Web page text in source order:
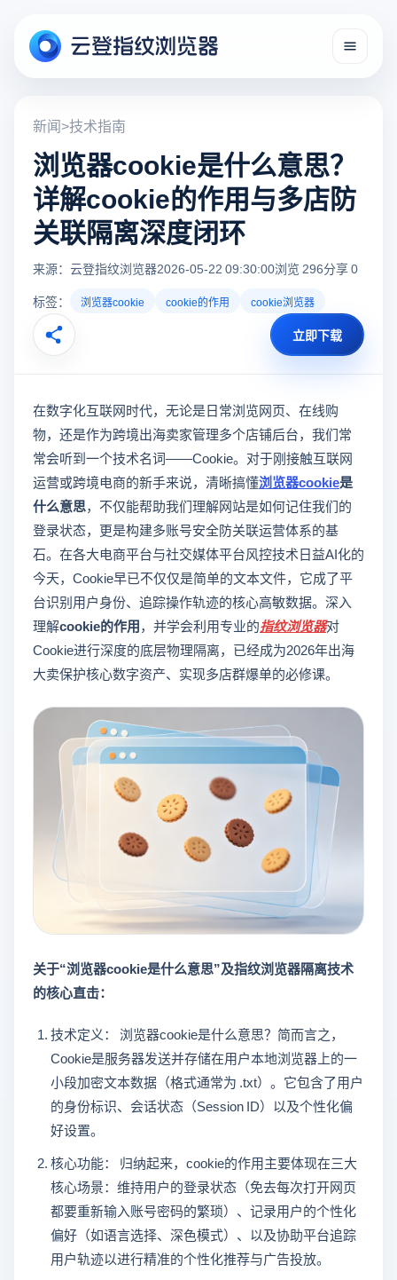
新闻>技术指南
浏览器cookie是什么意思？
详解cookie的作用与多店防
关联隔离深度闭环
来源：云登指纹浏览器2026-05-22 09:30:00浏览 296分享 0
标签：
浏览器cookie cookie的作用 cookie浏览器
立即下载
在数字化互联网时代，无论是日常浏览网页、在线购
物，还是作为跨境出海卖家管理多个店铺后台，我们常
常会听到一个技术名词——Cookie。对于刚接触互联网
运营或跨境电商的新手来说，清晰搞懂浏览器cookie是
什么意思，不仅能帮助我们理解网站是如何记住我们的
登录状态，更是构建多账号安全防关联运营体系的基
石。在各大电商平台与社交媒体平台风控技术日益AI化的
今天，Cookie早已不仅仅是简单的文本文件，它成了平
台识别用户身份、追踪操作轨迹的核心高敏数据。深入
理解cookie的作用，并学会利用专业的指纹浏览器对
Cookie进行深度的底层物理隔离，已经成为2026年出海
大卖保护核心数字资产、实现多店群爆单的必修课。
关于“浏览器cookie是什么意思”及指纹浏览器隔离技术
的核心直击：
技术定义： 浏览器cookie是什么意思？简而言之，
Cookie是服务器发送并存储在用户本地浏览器上的一
小段加密文本数据（格式通常为 .txt）。它包含了用户
的身份标识、会话状态（Session ID）以及个性化偏
好设置。
核心功能： 归纳起来，cookie的作用主要体现在三大
核心场景：维持用户的登录状态（免去每次打开网页
都要重新输入账号密码的繁琐）、记录用户的个性化
偏好（如语言选择、深色模式）、以及协助平台追踪
用户轨迹以进行精准的个性化推荐与广告投放。